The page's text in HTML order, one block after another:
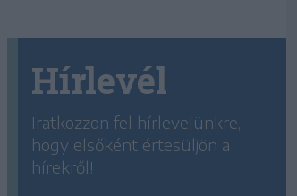
Hírlevél
Iratkozzon fel hírlevelünkre,
hogy elsőként értesüljön a
hírekről!